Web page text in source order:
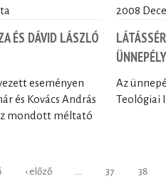
ÉS DÁVID LÁSZLÓ
eseményen
és Kovács András
mondott méltató
2008
Az
Teológiai
‹ előző 37 38